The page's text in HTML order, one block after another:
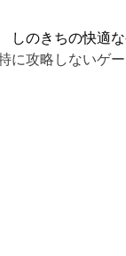
しのきちの快適
に攻略しないゲ